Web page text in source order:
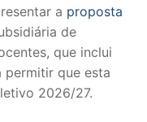
a proposta
de
que inclui
permitir que esta
2026/27.